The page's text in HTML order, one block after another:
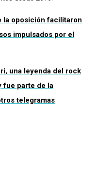
la oposición facilitaron
impulsados por el
una leyenda del rock
fue parte de la
telegramas